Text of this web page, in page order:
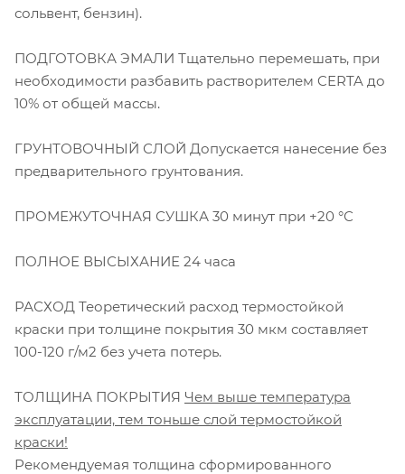
сольвент, бензин).
ПОДГОТОВКА ЭМАЛИ Тщательно перемешать, при
необходимости разбавить растворителем CERTA до
10% от общей массы.
ГРУНТОВОЧНЫЙ СЛОЙ Допускается нанесение без
предварительного грунтования.
ПРОМЕЖУТОЧНАЯ СУШКА 30 минут при +20 °С
ПОЛНОЕ ВЫСЫХАНИЕ 24 часа
РАСХОД Теоретический расход термостойкой
краски при толщине покрытия 30 мкм составляет
100-120 г/м2 без учета потерь.
ТОЛЩИНА ПОКРЫТИЯ Чем выше температура
эксплуатации, тем тоньше слой термостойкой
краски!
Рекомендуемая толщина сформированного